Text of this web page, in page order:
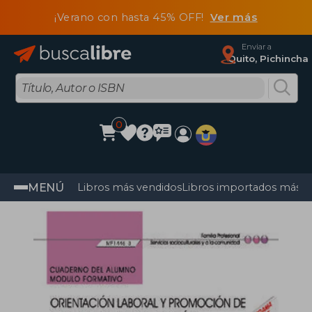
¡Verano con hasta 45% OFF! Ver más
Enviar a
Quito, Pichincha
0
MENÚ Libros más vendidosLibros importados más